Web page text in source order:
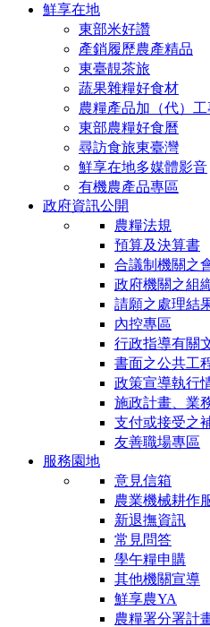
鮮享在地
東部米好讚
產銷履歷農產精品
東臺靚茶旅
蔬果雜糧好食材
農糧產品加（代）工
東部農糧好食曆
尋訪食旅東臺灣
鮮享在地多媒體影音
有機農產品專區
政府資訊公開
農糧法規
預算及決算書
合議制機關之
政府機關之組
請願之處理結
內控專區
行政指導有關
書面之公共工
政策宣導執行
施政計畫、業
支付或接受之
友善職場專區
服務園地
意見信箱
農業機械耕作
新退撫資訊
常見問答
學午糧申購
其他機關宣導
鮮享農YA
農糧署分署計